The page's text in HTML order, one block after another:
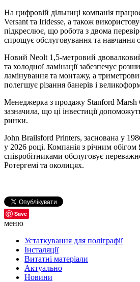
На цифровій дільниці компанія
Versant та Iridesse, а також
підкреслює, що робота з двома
спрощує обслуговування та навчання
Новий Neolt 1,5-метровий
та холодної ламінації забезпечує
ламінування та монтажу, а
полегшує різання банерів і
Менеджерка з продажу Stanford Marsh
зазначила, що ці інвестиції
ринки.
John Brailsford Printers, заснована у
у 2026 році. Компанія з річним обігом
співробітниками обслуговує
Ротергемі та околицях.
Save
меню
Устаткування для поліграфії
Інсталяції
Витатні матеріали
Актуально
Новини